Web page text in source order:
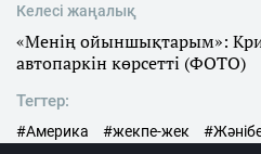
Келесі жаңалық
«Менің ойыншықтарым»:
автопаркін көрсетті (ФОТО)
Тегтер:
#Америка #жекпе-жек